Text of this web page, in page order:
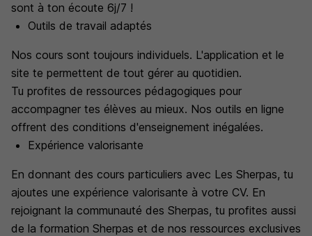
sont à ton écoute 6j/7 !
Outils de travail adaptés
Nos cours sont toujours individuels. L'application et le
site te permettent de tout gérer au quotidien.
Tu profites de ressources pédagogiques pour
accompagner tes élèves au mieux. Nos outils en ligne
offrent des conditions d'enseignement inégalées.
Expérience valorisante
En donnant des cours particuliers avec Les Sherpas, tu
ajoutes une expérience valorisante à votre CV. En
rejoignant la communauté des Sherpas, tu profites aussi
de la formation Sherpas et de nos ressources exclusives